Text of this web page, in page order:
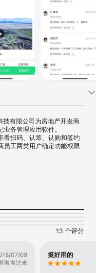
技有限公司为房地产开发商
务管理应用软件。
看扫码、认筹、认购和签约
员工两类用户确定功能权限
13 个评分
07/09
啦啦过来
挺好用的